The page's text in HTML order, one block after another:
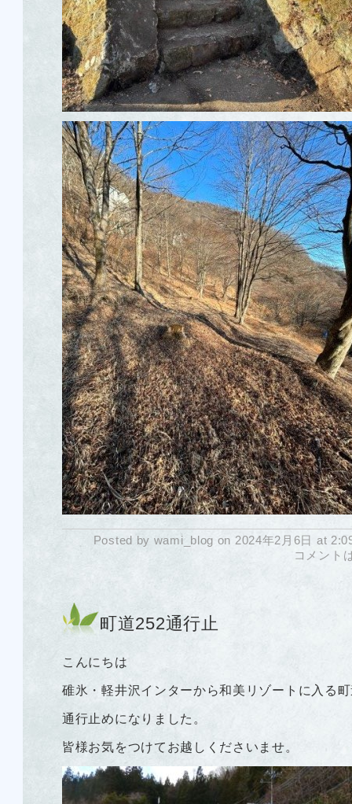
Posted by wami_blog on 2024年2月6日 at
コメント
町道252通行止
こんにちは
碓氷・軽井沢インターから和美リゾートに入る
通行止めになりました。
皆様お気をつけてお越しくださいませ。